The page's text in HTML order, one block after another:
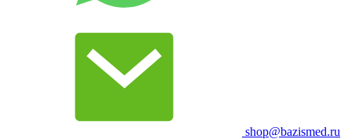
shop@bazismed.ru